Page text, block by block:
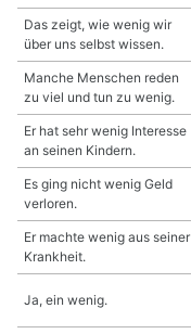
Das zeigt, wie wenig wir
über uns selbst wissen.
Manche Menschen reden
zu viel und tun zu wenig.
Er hat sehr wenig Interesse
an seinen Kindern.
Es ging nicht wenig Geld
verloren.
Er machte wenig aus seiner
Krankheit.
Ja, ein wenig.